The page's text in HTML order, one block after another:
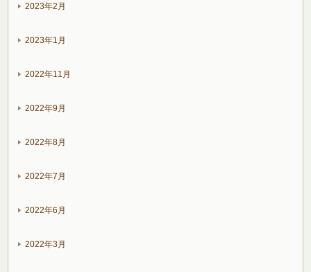
2023年2月
2023年1月
2022年11月
2022年9月
2022年8月
2022年7月
2022年6月
2022年3月